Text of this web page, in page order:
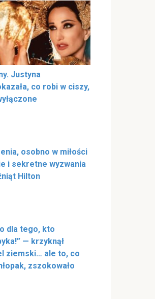
Justyna
co robi w ciszy,
osobno w miłości
i sekretne wyzwania
Hilton
dla tego, kto
— krzyknął
ziemski… ale to, co
zszokowało